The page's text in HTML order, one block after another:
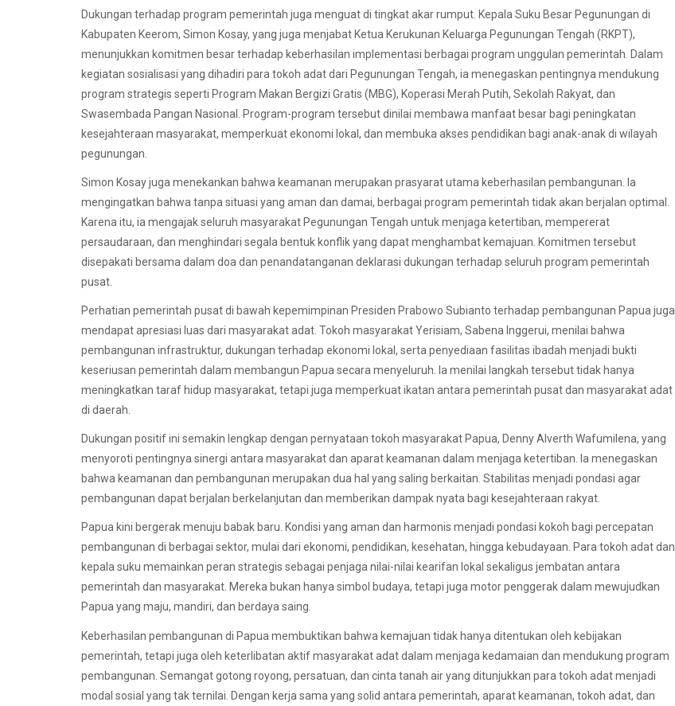
Dukungan terhadap program pemerintah juga menguat di tingkat akar rumput. Kepala Suku Besar Pegunungan di
Kabupaten Keerom, Simon Kosay, yang juga menjabat Ketua Kerukunan Keluarga Pegunungan Tengah (RKPT),
menunjukkan komitmen besar terhadap keberhasilan implementasi berbagai program unggulan pemerintah. Dalam
kegiatan sosialisasi yang dihadiri para tokoh adat dari Pegunungan Tengah, ia menegaskan pentingnya mendukung
program strategis seperti Program Makan Bergizi Gratis (MBG), Koperasi Merah Putih, Sekolah Rakyat, dan
Swasembada Pangan Nasional. Program-program tersebut dinilai membawa manfaat besar bagi peningkatan
kesejahteraan masyarakat, memperkuat ekonomi lokal, dan membuka akses pendidikan bagi anak-anak di wilayah
pegunungan.
Simon Kosay juga menekankan bahwa keamanan merupakan prasyarat utama keberhasilan pembangunan. Ia
mengingatkan bahwa tanpa situasi yang aman dan damai, berbagai program pemerintah tidak akan berjalan optimal.
Karena itu, ia mengajak seluruh masyarakat Pegunungan Tengah untuk menjaga ketertiban, mempererat
persaudaraan, dan menghindari segala bentuk konflik yang dapat menghambat kemajuan. Komitmen tersebut
disepakati bersama dalam doa dan penandatanganan deklarasi dukungan terhadap seluruh program pemerintah
pusat.
Perhatian pemerintah pusat di bawah kepemimpinan Presiden Prabowo Subianto terhadap pembangunan Papua juga
mendapat apresiasi luas dari masyarakat adat. Tokoh masyarakat Yerisiam, Sabena Inggerui, menilai bahwa
pembangunan infrastruktur, dukungan terhadap ekonomi lokal, serta penyediaan fasilitas ibadah menjadi bukti
keseriusan pemerintah dalam membangun Papua secara menyeluruh. Ia menilai langkah tersebut tidak hanya
meningkatkan taraf hidup masyarakat, tetapi juga memperkuat ikatan antara pemerintah pusat dan masyarakat adat
di daerah.
Dukungan positif ini semakin lengkap dengan pernyataan tokoh masyarakat Papua, Denny Alverth Wafumilena, yang
menyoroti pentingnya sinergi antara masyarakat dan aparat keamanan dalam menjaga ketertiban. Ia menegaskan
bahwa keamanan dan pembangunan merupakan dua hal yang saling berkaitan. Stabilitas menjadi pondasi agar
pembangunan dapat berjalan berkelanjutan dan memberikan dampak nyata bagi kesejahteraan rakyat.
Papua kini bergerak menuju babak baru. Kondisi yang aman dan harmonis menjadi pondasi kokoh bagi percepatan
pembangunan di berbagai sektor, mulai dari ekonomi, pendidikan, kesehatan, hingga kebudayaan. Para tokoh adat dan
kepala suku memainkan peran strategis sebagai penjaga nilai-nilai kearifan lokal sekaligus jembatan antara
pemerintah dan masyarakat. Mereka bukan hanya simbol budaya, tetapi juga motor penggerak dalam mewujudkan
Papua yang maju, mandiri, dan berdaya saing.
Keberhasilan pembangunan di Papua membuktikan bahwa kemajuan tidak hanya ditentukan oleh kebijakan
pemerintah, tetapi juga oleh keterlibatan aktif masyarakat adat dalam menjaga kedamaian dan mendukung program
pembangunan. Semangat gotong royong, persatuan, dan cinta tanah air yang ditunjukkan para tokoh adat menjadi
modal sosial yang tak ternilai. Dengan kerja sama yang solid antara pemerintah, aparat keamanan, tokoh adat, dan